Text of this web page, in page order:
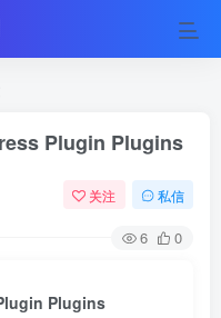
Plugin Plugins
关注 私信
6 0
Plugins